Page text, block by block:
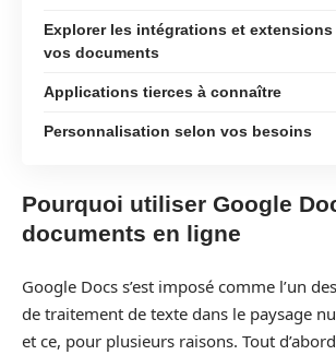
Explorer les intégrations et
vos documents
Applications tierces à connaître
Personnalisation selon vos besoins
Pourquoi utiliser Google
documents en ligne
Google Docs s’est imposé comme l’un
de traitement de texte dans le paysage
et ce, pour plusieurs raisons. Tout